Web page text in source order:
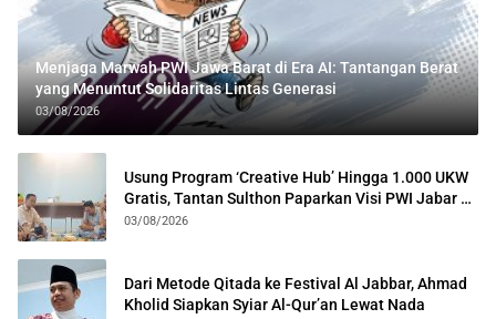
Menjaga Marwah PWI Jawa Barat di Era AI: Tantangan Berat
yang Menuntut Solidaritas Lintas Generasi
03/08/2026
Usung Program ‘Creative Hub’ Hingga 1.000 UKW
Gratis, Tantan Sulthon Paparkan Visi PWI Jabar di
Kota Bogor
03/08/2026
Dari Metode Qitada ke Festival Al Jabbar, Ahmad
Kholid Siapkan Syiar Al-Qur’an Lewat Nada